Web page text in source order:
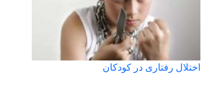
اختلال رفتاری در کودکان